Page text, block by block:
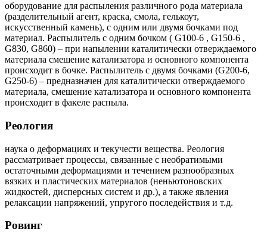
оборудование для распыления различного рода материала
(разделительный агент, краска, смола, гелькоут,
искусственный камень), с одним или двумя бочками под
материал. Распылитель с одним бочком ( G100-6 , G150-6 ,
G830, G860) – при напылении каталитически отверждаемого
материала смешение катализатора и основного компонента
происходит в бочке. Распылитель с двумя бочками (G200-6,
G250-6) – предназначен для каталитически отверждаемого
материала, смешение катализатора и основного компонента
происходит в факеле распыла.
Реология
наука о деформациях и текучести вещества. Реология
рассматривает процессы, связанные с необратимыми
остаточными деформациями и течением разнообразных
вязких и пластических материалов (неньютоновских
жидкостей, дисперсных систем и др.), а также явления
релаксации напряжений, упругого последействия и т.д.
Ровинг